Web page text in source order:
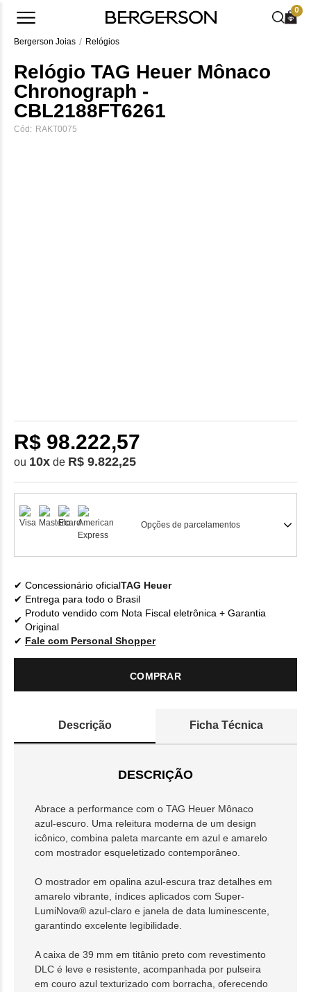
0
Bergerson Joias Relógios
Relógio TAG Heuer Mônaco
Chronograph -
CBL2188FT6261
Cód: RAKT0075
R$ 98.222,57
ou 10x de R$ 9.822,25
Opções de parcelamentos
Concessionário oficialTAG Heuer
Entrega para todo o Brasil
Produto vendido com Nota Fiscal eletrônica + Garantia
Original
Fale com Personal Shopper
COMPRAR
Descrição Ficha Técnica
DESCRIÇÃO
Abrace a performance com o TAG Heuer Mônaco
azul-escuro. Uma releitura moderna de um design
icônico, combina paleta marcante em azul e amarelo
com mostrador esqueletizado contemporâneo.
O mostrador em opalina azul-escura traz detalhes em
amarelo vibrante, índices aplicados com Super-
LumiNova® azul-claro e janela de data luminescente,
garantindo excelente legibilidade.
A caixa de 39 mm em titânio preto com revestimento
DLC é leve e resistente, acompanhada por pulseira
em couro azul texturizado com borracha, oferecendo